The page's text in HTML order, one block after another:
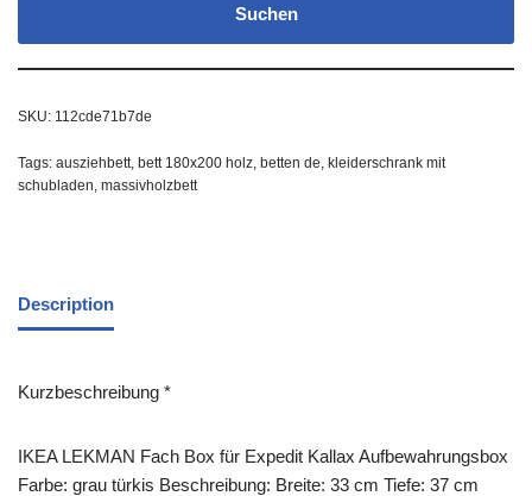
Suchen
SKU: 112cde71b7de
Tags: ausziehbett, bett 180x200 holz, betten de, kleiderschrank mit
schubladen, massivholzbett
Description
Kurzbeschreibung *
IKEA LEKMAN Fach Box für Expedit Kallax Aufbewahrungsbox
Farbe: grau türkis Beschreibung: Breite: 33 cm Tiefe: 37 cm